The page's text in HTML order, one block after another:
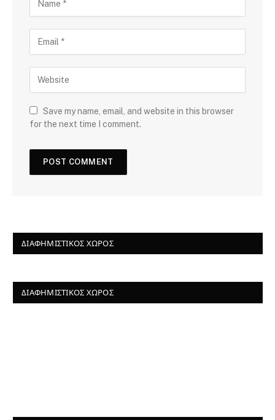
Save my name, email, and website in this browser
for the next time I comment.
ΔΙΑΦΗΜΙΣΤΙΚΌΣ ΧΏΡΟΣ
ΔΙΑΦΗΜΙΣΤΙΚΌΣ ΧΏΡΟΣ